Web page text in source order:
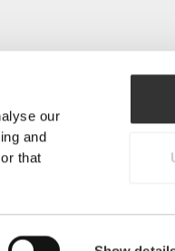
our
and
that